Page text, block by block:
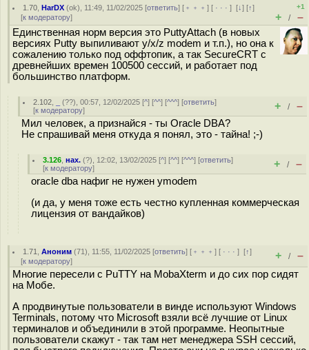
1.70 ,HarDX (ok), 11:49, 11/02/2025 [ответить] [ ﹢﹢﹢] [ · · ·][↓] [↑]
[к модератору]
+1
+ / –
Единственная норм версия это PuttyAttach (в новых
версиях Putty выпиливают y/x/z modem и т.п.), но она к
сожалению только под оффтопик, а так SecureCRT с
древнейших времен 100500 сессий, и работает под
большинство платформ.
2.102 (??), 00:57, 12/02/2025 [^] [^^] [^^^] [ответить]
[к модератору] + / –
Мил человек, а признайся - ты Oracle DBA?
Не спрашивай меня откуда я понял, это - тайна! ;-)
3.126 ,нах. (?), 12:02, 13/02/2025 [^] [^^] [^^^] [ответить]
[к модератору] + / –
oracle dba нафиг не нужен ymodem
(и да, у меня тоже есть честно купленная коммерческая
лицензия от вандайков)
1.71 ,Аноним (71), 11:55, 11/02/2025 [ответить] [ ﹢﹢﹢] [ · · ·][↑]
[к модератору] + / –
Многие пересели с PuTTY на MobaXterm и до сих пор сидят
на Мобе.
А продвинутые пользователи в винде используют Windows
Terminals, потому что Microsoft взяли всё лучшие от Linux
терминалов и объединили в этой программе. Неопытные
пользователи скажут - так там нет менеджера SSH сессий,